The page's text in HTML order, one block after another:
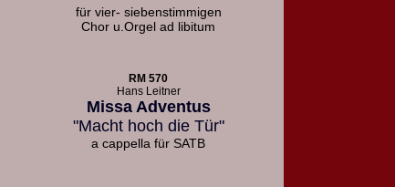
für vier- siebenstimmigen
Chor u. Orgel ad libitum
RM 570
Hans Leitner
Missa Adventus
"Macht hoch die Tür"
a cappella für SATB